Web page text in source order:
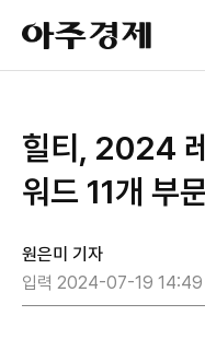
아
주
경
힐티, 2024
워드 11개 부
원은미 기자
입력 2024-07-19 14:49